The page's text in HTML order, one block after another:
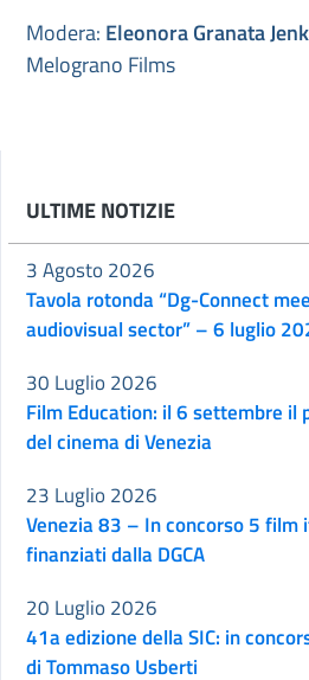
Modera: Eleonora Granata
Melograno Films
ULTIME NOTIZIE
Tavola rotonda “Dg-Connect
audiovisual sector” – 6 luglio
3 Agosto 2026
Film Education: il 6 settembre il
del cinema di Venezia
30 Luglio 2026
Venezia 83 – In concorso 5
finanziati dalla DGCA
23 Luglio 2026
41a edizione della SIC: in
di Tommaso Usberti
20 Luglio 2026